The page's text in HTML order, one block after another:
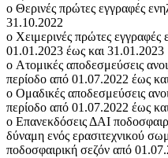
o Θερινές πρώτες εγγραφές
31.10.2022
o Χειμερινές πρώτες εγγραφές
01.01.2023 έως και 31.01.2023
o Ατομικές αποδεσμεύσεις
περίοδο από 01.07.2022 έως
o Ομαδικές αποδεσμεύσεις
περίοδο από 01.07.2022 έως
o Επανεκδόσεις ΔΑΙ
δύναμη ενός ερασιτεχνικού
ποδοσφαιρική σεζόν από